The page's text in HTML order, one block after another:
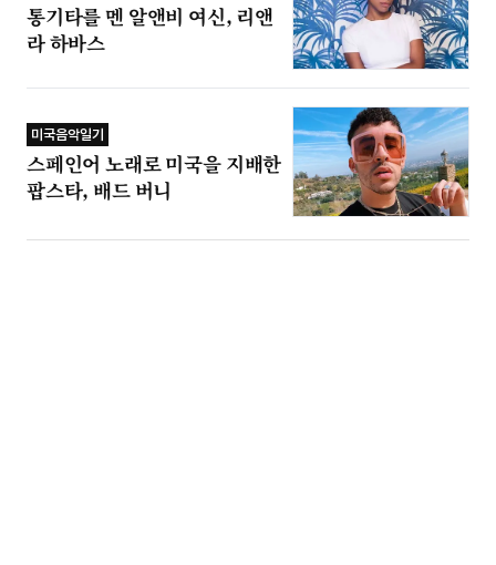
통기타를 멘 알앤비 여신, 리앤
라 하바스
미국음악일기
스페인어 노래로 미국을 지배한
팝스타, 배드 버니